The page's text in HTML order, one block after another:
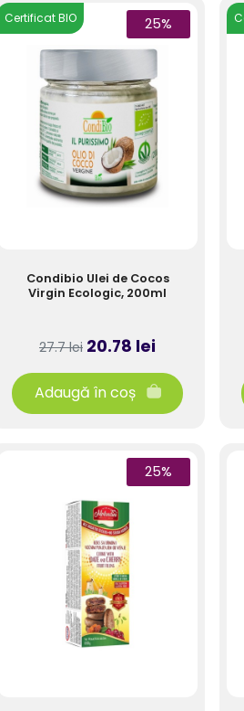
25%
Certificat BIO
Condibio Ulei de Cocos
Virgin Ecologic, 200ml
27.7 lei 20.78 lei
Adaugă în coș
25%